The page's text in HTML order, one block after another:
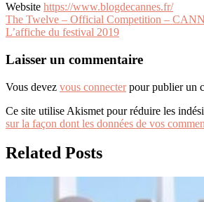
Website https://www.blogdecannes.fr/
Navigation
de
l’article
The Twelve – Official Competition –
L’affiche du festival 2019
Laisser un commentaire
Vous devez vous connecterpour publier un
Ce site utilise Akismet pour réduire les
sur la façon dont les données de vos
Related Posts